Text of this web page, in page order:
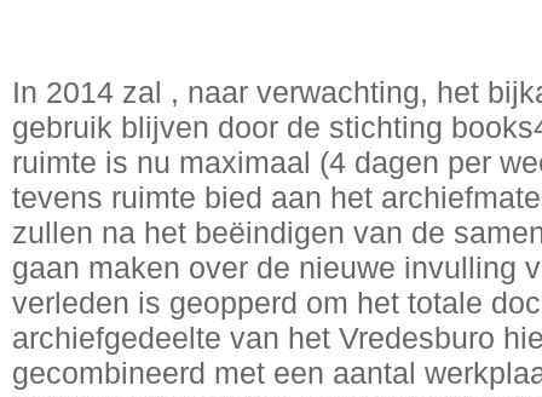
In 2014 zal , naar verwachting, het
gebruik blijven door de stichting
ruimte is nu maximaal (4 dagen per
tevens ruimte bied aan het
zullen na het beëindigen van de
gaan maken over de nieuwe invulling
verleden is geopperd om het totale
archiefgedeelte van het Vredesburo
gecombineerd met een aantal